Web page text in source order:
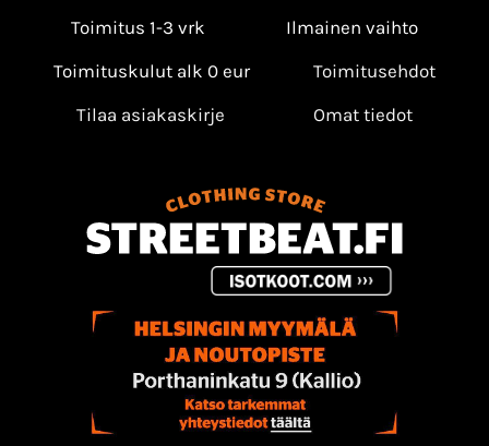
Toimitus 1-3 vrk
Ilmainen vaihto
Toimituskulut alk 0 eur
Toimitusehdot
Tilaa asiakaskirje
Omat tiedot